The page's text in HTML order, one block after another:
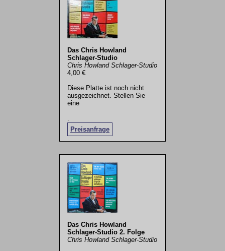
Das Chris Howland
Schlager-Studio
Chris Howland Schlager-Studio
4,00 €
Diese Platte ist noch nicht
ausgezeichnet. Stellen Sie
eine
Preisanfrage
Das Chris Howland
Schlager-Studio 2. Folge
Chris Howland Schlager-Studio